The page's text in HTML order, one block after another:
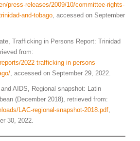
press-releases/2009/10/committee-rights-
and-tobago, accessed on September
Trafficking in Persons Report: Trinidad
from:
2022-trafficking-in-persons-
, accessed on September 29, 2022.
AIDS, Regional snapshot: Latin
(December 2018), retrieved from:
LAC-regional-snapshot-2018.pdf,
30, 2022.